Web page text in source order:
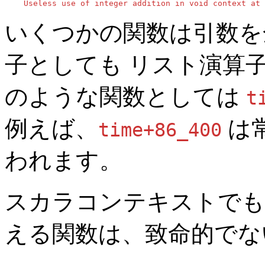
Useless use of integer addition in void context at
いくつかの関数は引数
子としても リスト演算
のような関数としては
例えば、 time+86_400 は
われます。
スカラコンテキストで
える関数は、致命的で